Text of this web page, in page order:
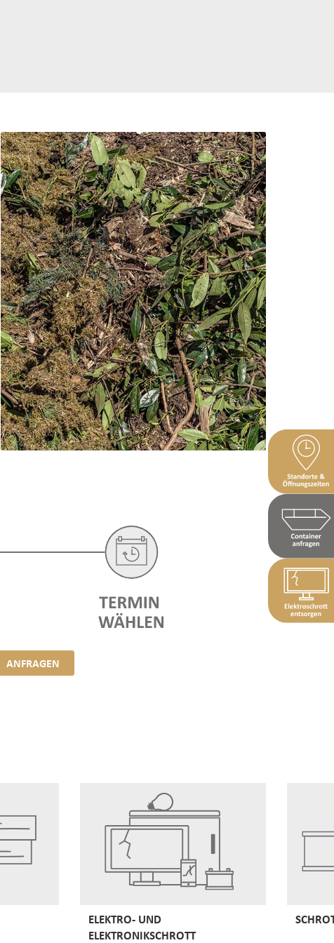
ANFRAGEN
ELEKTRO- UND
ELEKTRONIKSCHROTT